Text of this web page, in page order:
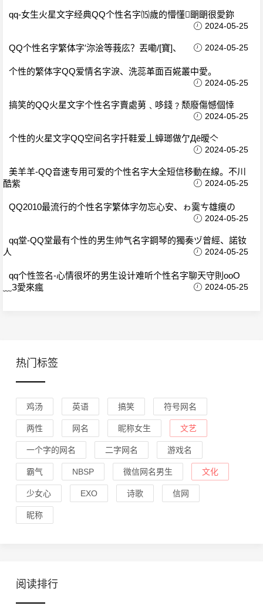
qq-女生火星文字经典QQ个性名字⒂歲的懵懂朙朙很愛鉨
2024-05-25
QQ个性名字繁体字′沵浍等莪庅？丟嘞/[寶]、 2024-05-25
个性的繁体字QQ爱情名字淚、洗蕊革面百婲叢中愛。
2024-05-25
搞笑的QQ火星文字个性名字賣處莮﹑哆錢﹖颓廢傷憾個悻
2024-05-25
个性的火星文字QQ空间名字扦鞋爱丄蟑瑯做亇Дē暧亽
2024-05-25
美羊羊-QQ音速专用可爱的个性名字大全短信移動在線。不川
酷紫
2024-05-25
QQ2010最流行的个性名字繁体字勿忘心安、ゎ霙ㄘ雄瘼の
2024-05-25
qq堂-QQ堂最有个性的男生帅气名字鋼琴的獨奏ヅ曾經、諾钕
人
2024-05-25
qq个性签名-心情很坏的男生设计难听个性名字聊天守則oοО
﹏З愛來瘋
2024-05-25
热门标签
鸡汤 英语 搞笑 符号网名
两性 网名 昵称女生 文艺
一个字的网名 二字网名 游戏名
霸气 NBSP 微信网名男生 文化
少女心 EXO 诗歌 信网
昵称
阅读排行